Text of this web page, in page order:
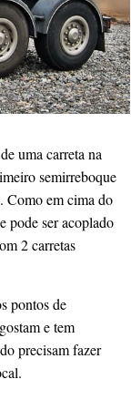
uma carreta na
semirreboque
Como em cima do
pode ser acoplado
2 carretas
pontos de
e tem
precisam fazer